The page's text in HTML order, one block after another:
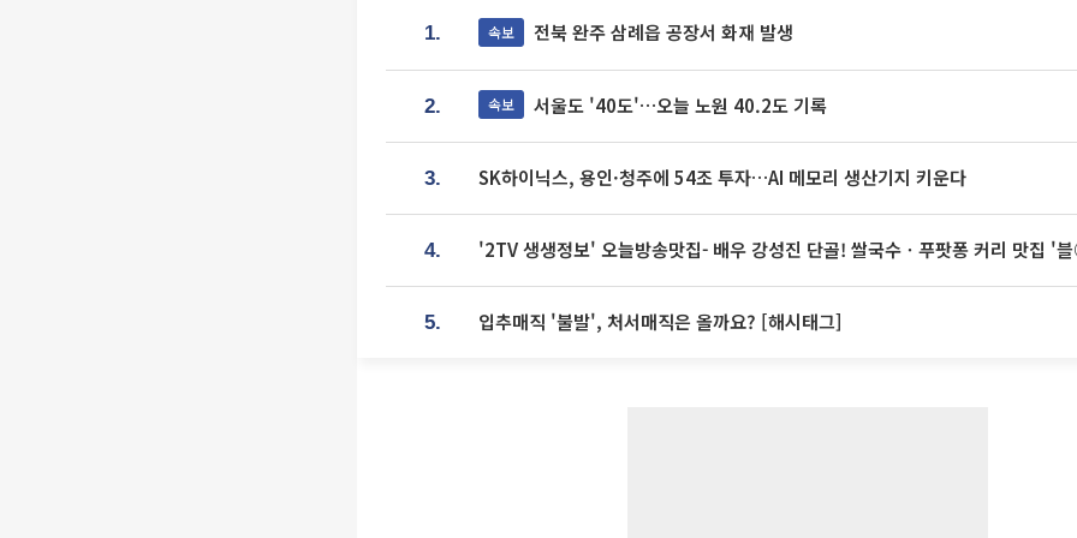
1. 속보 전북 완주 삼례읍 공장서 화재 발생
2. 속보 서울도 '40도'…오늘 노원 40.2도 기록
3. SK하이닉스, 용인·청주에 54조 투자…AI 메모리 생산기지 키운다
4. '2TV 생생정보' 오늘방송맛집- 배우 강성진 단골! 쌀국수ㆍ푸팟퐁 커리 맛
5. 입추매직 '불발', 처서매직은 올까요? [해시태그]